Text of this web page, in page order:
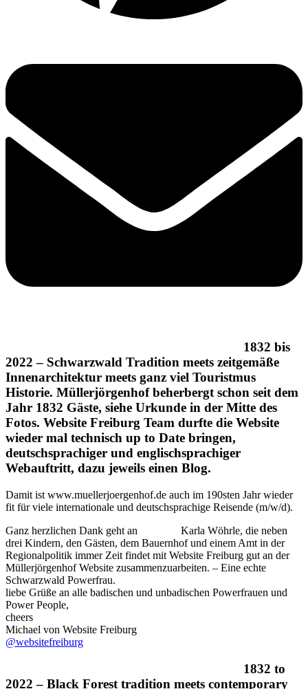
1832 bis
2022 – Schwarzwald Tradition meets zeitgemäße
Innenarchitektur meets ganz viel Touristmus
Historie. Müllerjörgenhof beherbergt schon seit dem
Jahr 1832 Gäste, siehe Urkunde in der Mitte des
Fotos. Website Freiburg Team durfte die Website
wieder mal technisch up to Date bringen,
deutschsprachiger und englischsprachiger
Webauftritt, dazu jeweils einen Blog.
Damit ist www.muellerjoergenhof.de auch im 190sten Jahr wieder
fit für viele internationale und deutschsprachige Reisende (m/w/d).
Ganz herzlichen Dank geht an
Karla Wöhrle, die neben
drei Kindern, den Gästen, dem Bauernhof und einem Amt in der
Regionalpolitik immer Zeit findet mit Website Freiburg gut an der
Müllerjörgenhof Website zusammenzuarbeiten. – Eine echte
Schwarzwald Powerfrau.
liebe Grüße an alle badischen und unbadischen Powerfrauen und
Power People,
cheers
Michael von Website Freiburg
@websitefreiburg
1832 to
2022 – Black Forest tradition meets contemporary